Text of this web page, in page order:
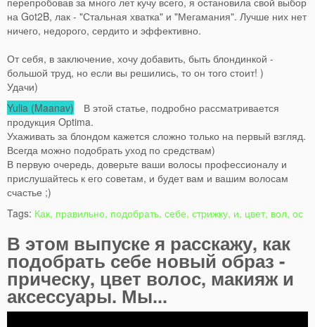
на Got2B, лак - "Стальная хватка" и "Мегамания". Лучше них нет
ничего, недорого, сердито и эффективно.
От себя, в заключение, хочу добавить, быть блондинкой -
большой труд, но если вы решились, то он того стоит! )
Удачи)
Yulia (Maanav) В этой статье, подробно рассматривается
продукция Optima.
Ухаживать за блондом кажется сложно только на первый взгляд.
Всегда можно подобрать уход по средствам)
В первую очередь, доверьте ваши волосы профессионалу и
прислушайтесь к его советам, и будет вам и вашим волосам
счастье ;)
Tags: Как, правильно, подобрать, себе, стрижку, и, цвет, вол, ос
В этом выпуске я расскажу, как
подобрать себе новый образ -
прическу, цвет волос, макияж и
аксессуары. Мы...